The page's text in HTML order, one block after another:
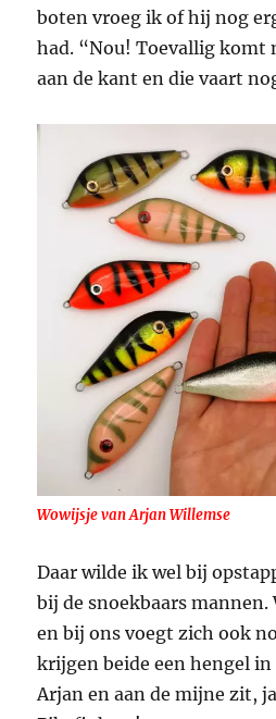
boten vroeg ik of hij nog
had. “Nou! Toevallig komt
aan de kant en die vaart
Wowijsje van Arjan Willemse
Daar wilde ik wel bij
bij de snoekbaars
en bij ons voegt zich ook
krijgen beide een hengel
Arjan en aan de mijne zit,